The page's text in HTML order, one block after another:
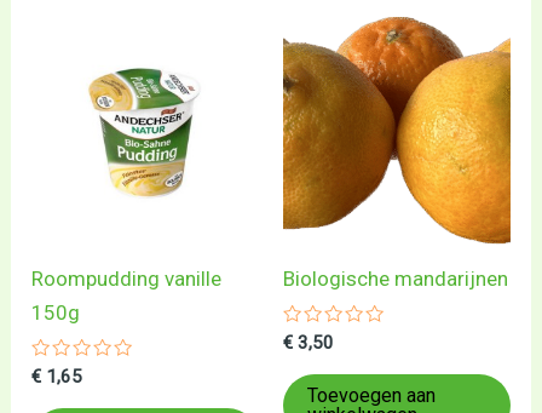
Roompudding vanille
150g
Gewaardeerd
uit
€ 1,65
Biologische mandarijnen
Gewaardeerd
uit
5
€ 3,50
Toevoegen aan